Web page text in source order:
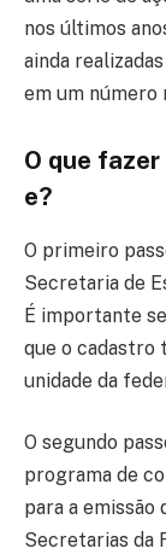
nos últimos
ainda
em um número
O que
e?
O primeiro
Secretaria de
É importante
que o cadastro
unidade da
O segundo
programa de
para a
Secretarias da